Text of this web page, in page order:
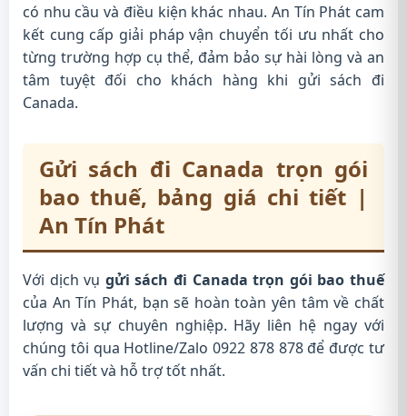
có nhu cầu và điều kiện khác nhau. An Tín Phát cam
kết cung cấp giải pháp vận chuyển tối ưu nhất cho
từng trường hợp cụ thể, đảm bảo sự hài lòng và an
tâm tuyệt đối cho khách hàng khi gửi sách đi
Canada.
Gửi sách đi Canada trọn gói
bao thuế, bảng giá chi tiết |
An Tín Phát
Với dịch vụ gửi sách đi Canada trọn gói bao thuế
của An Tín Phát, bạn sẽ hoàn toàn yên tâm về chất
lượng và sự chuyên nghiệp. Hãy liên hệ ngay với
chúng tôi qua Hotline/Zalo 0922 878 878 để được tư
vấn chi tiết và hỗ trợ tốt nhất.